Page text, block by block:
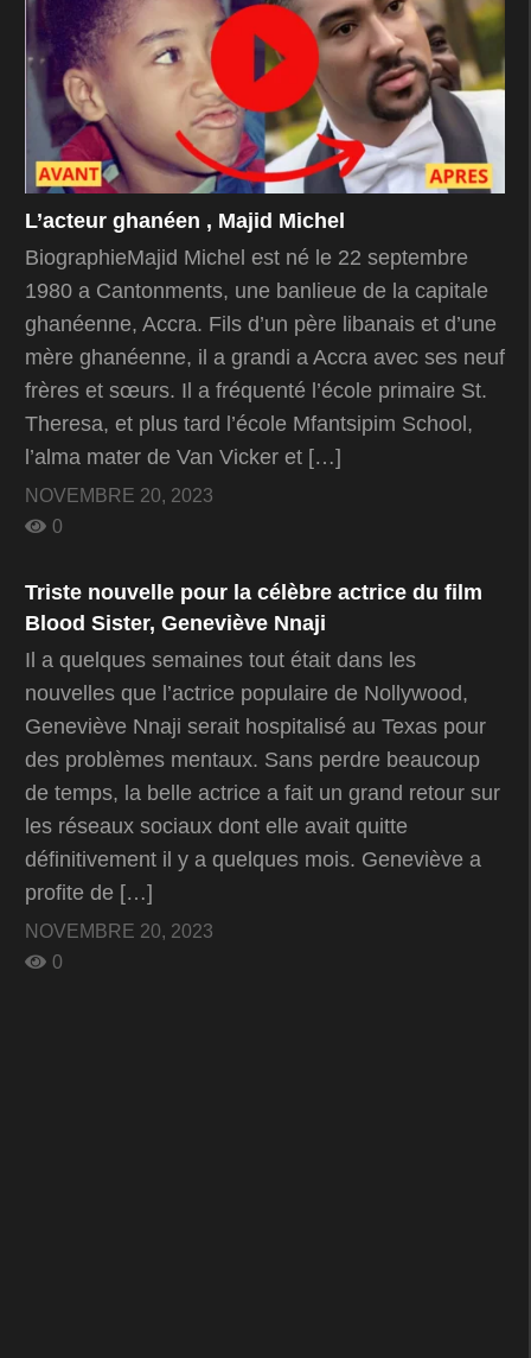
L’acteur ghanéen , Majid Michel
BiographieMajid Michel est né le 22 septembre
1980 a Cantonments, une banlieue de la capitale
ghanéenne, Accra. Fils d’un père libanais et d’une
mère ghanéenne, il a grandi a Accra avec ses neuf
frères et sœurs. Il a fréquenté l’école primaire St.
Theresa, et plus tard l’école Mfantsipim School,
l’alma mater de Van Vicker et […]
NOVEMBRE 20, 2023
0
Triste nouvelle pour la célèbre actrice du film
Blood Sister, Geneviève Nnaji
Il a quelques semaines tout était dans les
nouvelles que l’actrice populaire de Nollywood,
Geneviève Nnaji serait hospitalisé au Texas pour
des problèmes mentaux. Sans perdre beaucoup
de temps, la belle actrice a fait un grand retour sur
les réseaux sociaux dont elle avait quitte
définitivement il y a quelques mois. Geneviève a
profite de […]
NOVEMBRE 20, 2023
0